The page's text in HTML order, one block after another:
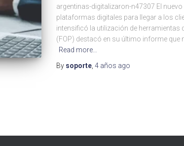
argentinas-digitalizaron-n47307 El
plataformas digitales para llegar a los
intensificó la utilización de herramientas
(FOP) destacó en su último informe que
Read more…
By soporte, 4 años ago